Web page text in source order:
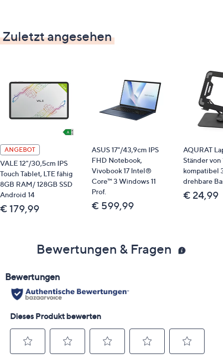
Identifikationsnummer
Bitte beachten
Dieser Artikel kann nicht an einen Paketshop
oder eine Packstation bestellt werden.
Eine Lieferung ins Ausland ist leider nicht
Zuletzt angesehen
ANGEBOT
VALE 12"/30,5cm IPS
Touch Tablet, LTE fähig
8GB RAM/ 128GB SSD
Android 14
€ 179,99
ASUS 17"/43,9cm IPS
FHD Notebook,
Vivobook 17 Intel®
Core™ 3 Windows 11
Prof.
€ 599,99
AQURAT
Ständer von
kompatibel
drehbare
€ 24,99
Bewertungen & Fragen